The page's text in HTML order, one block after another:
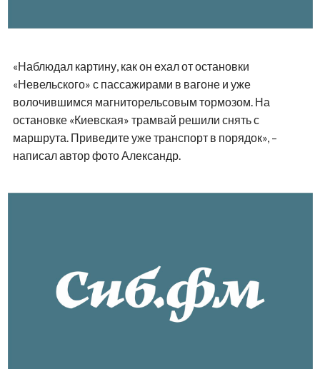
«Наблюдал картину, как он ехал от остановки
«Невельского» с пассажирами в вагоне и уже
волочившимся магниторельсовым тормозом. На
остановке «Киевская» трамвай решили снять с
маршрута. Приведите уже транспорт в порядок», –
написал автор фото Александр.